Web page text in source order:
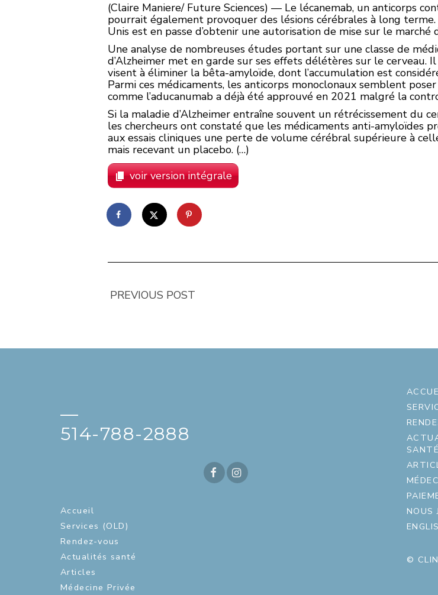
(Claire Maniere/ Future Sciences) — Le lécanemab, un anticorps
pourrait également provoquer des lésions cérébrales à long
Unis est en passe d’obtenir une autorisation de mise sur le marché
Une analyse de nombreuses études portant sur une classe de
d’Alzheimer met en garde sur ses effets délétères sur le cerveau.
visent à éliminer la bêta-amyloïde, dont l’accumulation est
Parmi ces médicaments, les anticorps monoclonaux semblent
comme l’aducanumab a déjà été approuvé en 2021 malgré la
Si la maladie d’Alzheimer entraîne souvent un rétrécissement du
les chercheurs ont constaté que les médicaments anti-amyloïdes
aux essais cliniques une perte de volume cérébral supérieure à
mais recevant un placebo. (…)
voir version intégrale
PREVIOUS POST
—
514-788-2888
Accueil
Services (OLD)
Rendez-vous
Actualités santé
Articles
Médecine Privée
SANTÉ
NOUS
©